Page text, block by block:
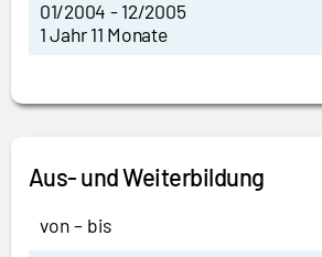
01/2004 - 12/2005
1 Jahr 11 Monate
Aus- und Weiterbildung
von – bis